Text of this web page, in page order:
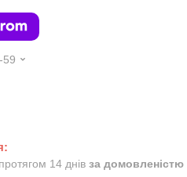
59
14 днів за домовленістю